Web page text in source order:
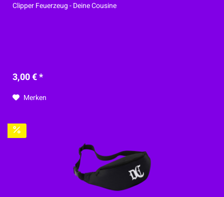
Clipper Feuerzeug - Deine Cousine
3,00 € *
Merken